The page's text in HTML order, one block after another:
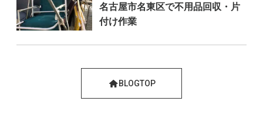
名古屋市名東区で不用品回収・片
付け作業
BLOGTOP